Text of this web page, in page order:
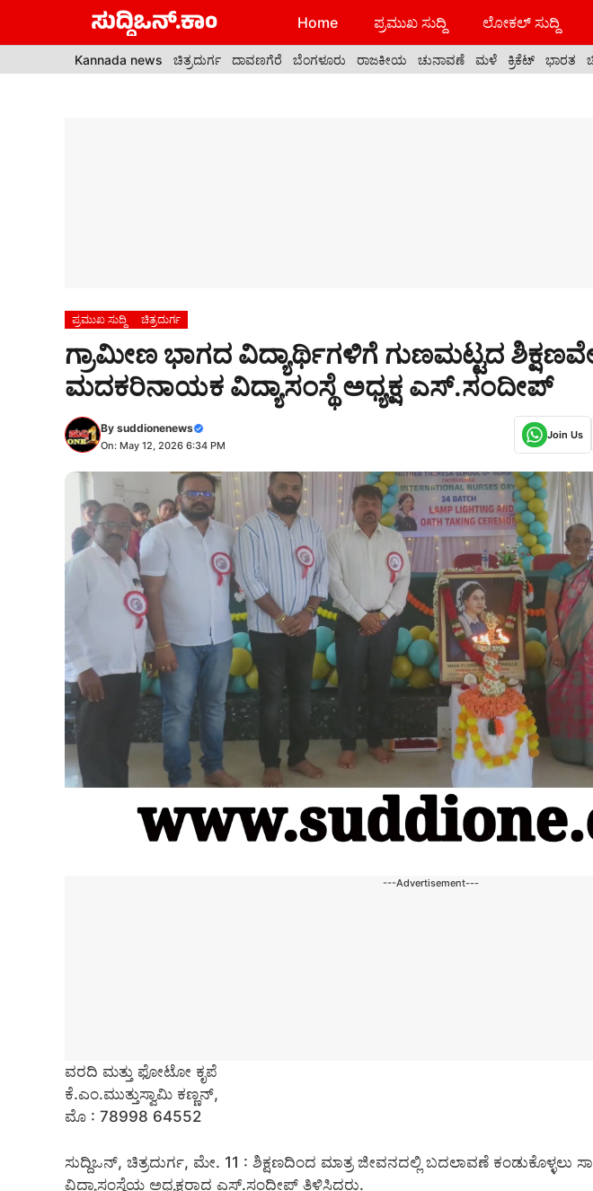
Home ಪ್ರಮುಖ ಸುದ್ದಿ ಲೋಕಲ್ ಸುದ್ದಿ
Kannada news ಚಿತ್ರದುರ್ಗ ದಾವಣಗೆರೆ ಬೆಂಗಳೂರು ರಾಜಕೀಯ ಚುನಾವಣೆ ಮಳೆ ಕ್ರಿಕೆಟ್ ಭಾರತ
ಪ್ರಮುಖ ಸುದ್ದಿ ಚಿತ್ರದುರ್ಗ
ಗ್ರಾಮೀಣ ಭಾಗದ ವಿದ್ಯಾರ್ಥಿಗಳಿಗೆ ಗುಣಮಟ್ಟದ
ಮದಕರಿನಾಯಕ ವಿದ್ಯಾಸಂಸ್ಥೆ ಅಧ್ಯಕ್ಷ ಎಸ್.ಸಂದೀಪ್
By suddionenews
On: May 12, 2026 6:34 PM
Join Us
---Advertisement---
ವರದಿ ಮತ್ತು ಫೋಟೋ ಕೃಪೆ
ಕೆ.ಎಂ.ಮುತ್ತುಸ್ವಾಮಿ ಕಣ್ಣನ್,
ಮೊ : 78998 64552
ಸುದ್ದಿಒನ್, ಚಿತ್ರದುರ್ಗ, ಮೇ. 11 : ಶಿಕ್ಷಣದಿಂದ ಮಾತ್ರ ಜೀವನದಲ್ಲಿ ಬದಲಾವಣೆ ಕಂಡುಕೊಳ್ಳಲು
ವಿದ್ಯಾಸಂಸ್ಥೆಯ ಅಧ್ಯಕ್ಷರಾದ ಎಸ್.ಸಂದೀಪ್ ತಿಳಿಸಿದರು.